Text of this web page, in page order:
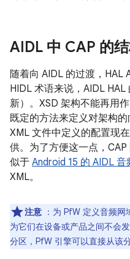
AIDL 中 CAP 的
随着向 AIDL 的过渡，HAL
HIDL 术语来说，AIDL
新）。XSD 架构不能再用
既定的方法来定义对架构
XML 文件中定义的配置现
供。为了方便这一点，
似于 Android 15 的 AIDL 音
XML。
注意 ：为 PfW 定义音频网
为它们在设备或产品之间不会
分区，PfW 引擎可以直接从该